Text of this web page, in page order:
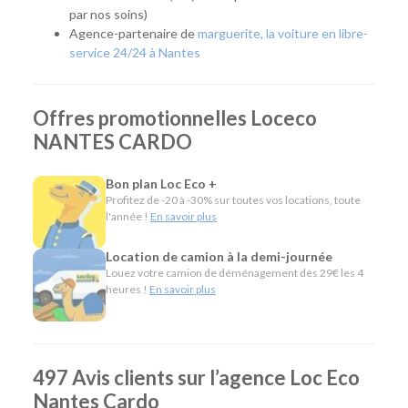
facilement rejoindre l'agence avant de prendre la route.
Quel véhicule choisir ?
Citadines et compactes pour les déplacements du
quotidien.
Routières, SUV et monospaces pour les vacances ou
les longs trajets.
Minibus pour voyager en groupe.
Utilitaires de différentes capacités pour un
déménagement, des travaux ou le transport de
matériel.
L'esprit Loc Eco
Nantes Cardo partage cette même philosophie en offrant
un large choix de véhicules, des services pratiques comme la
par nos soins)
Agence-partenaire demarguerite, la voiture en libre-
service 24/24 à Nantes
Offres promotionnelles Loceco
NANTES CARDO
Bon plan Loc Eco +
Profitez de -20 à -30% sur toutes vos locations, toute
l'année ! En savoir plus
Location de camion à la demi-journée
Louez votre camion de déménagement dès 29€ les 4
heures ! En savoir plus
497 Avis clients sur l’agence Loc Eco
Nantes Cardo